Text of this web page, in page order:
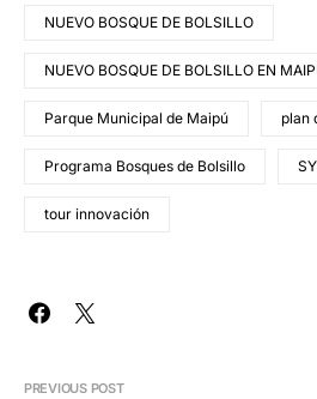
NUEVO BOSQUE DE BOLSILLO
NUEVO BOSQUE DE BOLSILLO EN
Parque Municipal de Maipú plan
Programa Bosques de Bolsillo
tour innovación
PREVIOUS POST